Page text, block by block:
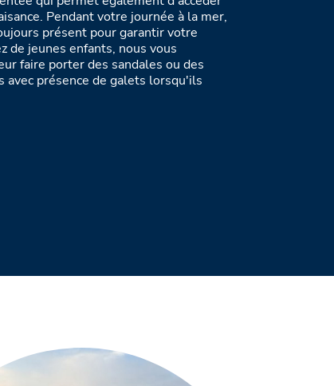
Pendant votre journée à la mer,
présent pour garantir votre
de jeunes enfants, nous vous
faire porter des sandales ou des
avec présence de galets lorsqu'ils